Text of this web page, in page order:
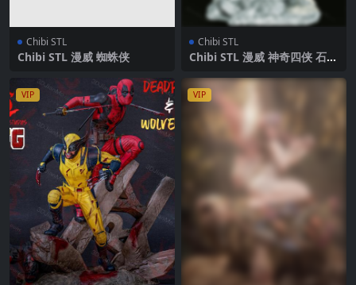
Chibi STL
Chibi STL 漫威 蜘蛛侠
Chibi STL
Chibi STL 漫威 神奇四侠 石头
VIP VIP